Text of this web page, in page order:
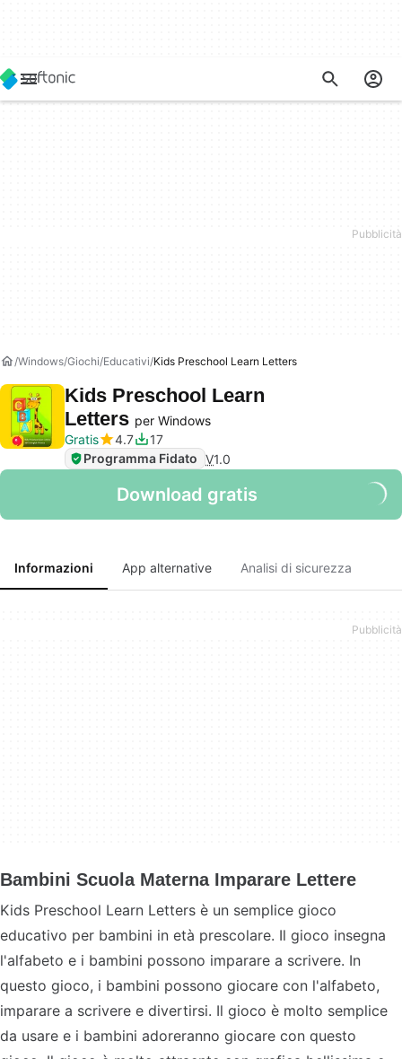
Windows Giochi Educativi Kids Preschool Learn Letters
Kids Preschool Learn
Letters per Windows
Gratis
4.7
17
Programma Fidato V1.0
Download gratis
Informazioni App alternative Analisi di sicurezza
Bambini Scuola Materna Imparare Lettere
Kids Preschool Learn Letters è un semplice gioco
educativo per bambini in età prescolare. Il gioco insegna
l'alfabeto e i bambini possono imparare a scrivere. In
questo gioco, i bambini possono giocare con l'alfabeto,
imparare a scrivere e divertirsi. Il gioco è molto semplice
da usare e i bambini adoreranno giocare con questo